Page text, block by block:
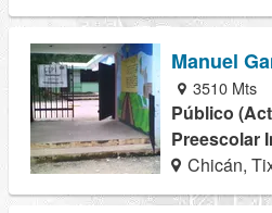
Manuel
3510 Mts
Público
Preescolar
Chicán,